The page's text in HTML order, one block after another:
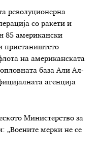
револуционерна
со ракети и
85 американски
пристаништето
на американската
база Али Ал-
агенција
Министерство за
„Воените мерки не се